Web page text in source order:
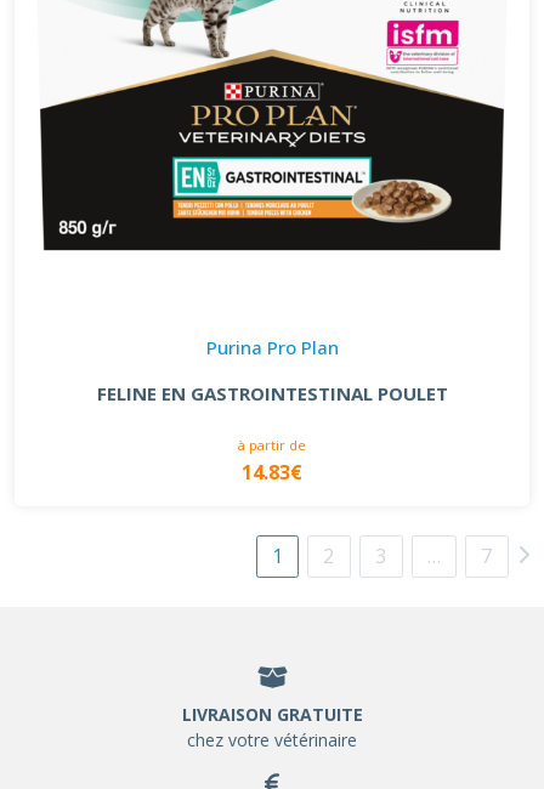
Purina Pro Plan
FELINE EN GASTROINTESTINAL POULET
à partir de
14.83€
1 2 3 … 7
LIVRAISON GRATUITE
chez votre vétérinaire